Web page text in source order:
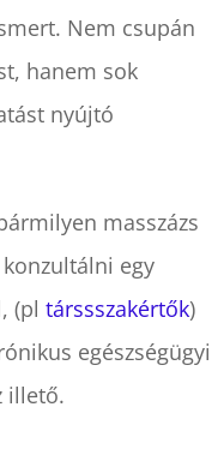
Nem csupán
hanem sok
nyújtó
masszázs
egy
(pltárssszakértők)
egészségügyi
illető.